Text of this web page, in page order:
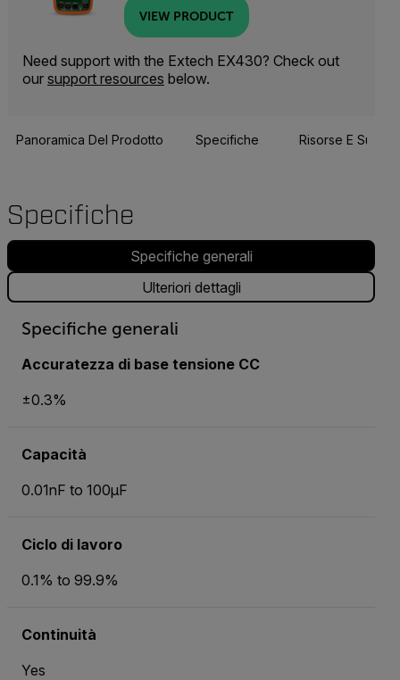
VIEW PRODUCT
Need support with the Extech EX430? Check out
our support resources below.
Panoramica Del Prodotto Specifiche Risorse E
Specifiche
Specifiche generali
Ulteriori dettagli
Specifiche generali
Accuratezza di base tensione CC
±0.3%
Capacità
0.01nF to 100µF
Ciclo di lavoro
0.1% to 99.9%
Continuità
Yes